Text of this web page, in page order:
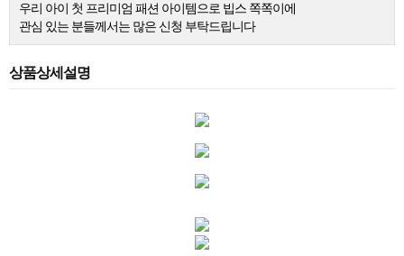
우리 아이 첫 프리미엄 패션 아이템으로 빕스 쪽쪽이에
관심 있는 분들께서는 많은 신청 부탁드립니다
상품상세설명